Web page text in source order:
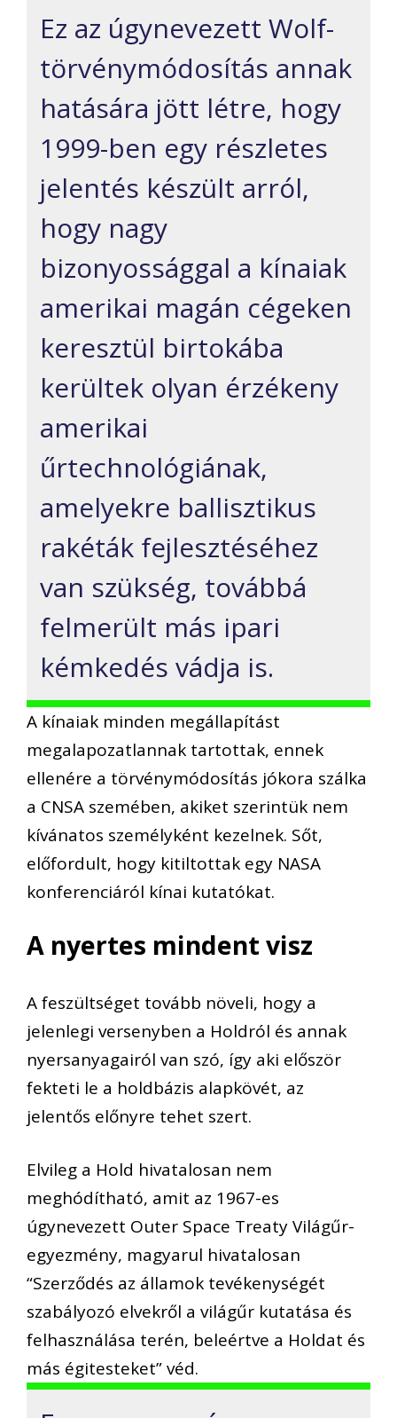
Ez az úgynevezett Wolf-
törvénymódosítás annak
hatására jött létre, hogy
1999-ben egy részletes
jelentés készült arról,
hogy nagy
bizonyossággal a kínaiak
amerikai magán cégeken
keresztül birtokába
kerültek olyan érzékeny
amerikai
űrtechnológiának,
amelyekre ballisztikus
rakéták fejlesztéséhez
van szükség, továbbá
felmerült más ipari
kémkedés vádja is.
A kínaiak minden megállapítást
megalapozatlannak tartottak, ennek
ellenére a törvénymódosítás jókora szálka
a CNSA szemében, akiket szerintük nem
kívánatos személyként kezelnek. Sőt,
előfordult, hogy kitiltottak egy NASA
konferenciáról kínai kutatókat.
A nyertes mindent visz
A feszültséget tovább növeli, hogy a
jelenlegi versenyben a Holdról és annak
nyersanyagairól van szó, így aki először
fekteti le a holdbázis alapkövét, az
jelentős előnyre tehet szert.
Elvileg a Hold hivatalosan nem
meghódítható, amit az 1967-es
úgynevezett Outer Space Treaty Világűr-
egyezmény, magyarul hivatalosan
“Szerződés az államok tevékenységét
szabályozó elvekről a világűr kutatása és
felhasználása terén, beleértve a Holdat és
más égitesteket” véd.